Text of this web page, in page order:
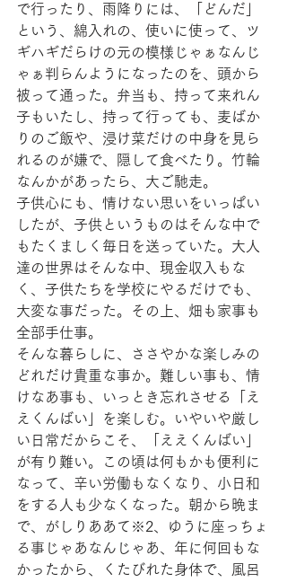
で行ったり、雨降りには、「どんだ」
という、綿入れの、使いに使って、ツ
ギハギだらけの元の模様じゃぁなんじ
ゃぁ判らんようになったのを、頭から
被って通った。弁当も、持って来れん
子もいたし、持って行っても、麦ばか
りのご飯や、浸け菜だけの中身を見ら
れるのが嫌で、隠して食べたり。竹輪
なんかがあったら、大ご馳走。
子供心にも、情けない思いをいっぱい
したが、子供というものはそんな中で
もたくましく毎日を送っていた。大人
達の世界はそんな中、現金収入もな
く、子供たちを学校にやるだけでも、
大変な事だった。その上、畑も家事も
全部手仕事。
そんな暮らしに、ささやかな楽しみの
どれだけ貴重な事か。難しい事も、情
けなあ事も、いっとき忘れさせる「え
えくんばい」を楽しむ。いやいや厳し
い日常だからこそ、「ええくんばい」
が有り難い。この頃は何もかも便利に
なって、辛い労働もなくなり、小日和
をする人も少なくなった。朝から晩ま
で、がしりああて※2、ゆうに座っちょ
る事じゃあなんじゃあ、年に何回もな
かったから、くたびれた身体で、風呂